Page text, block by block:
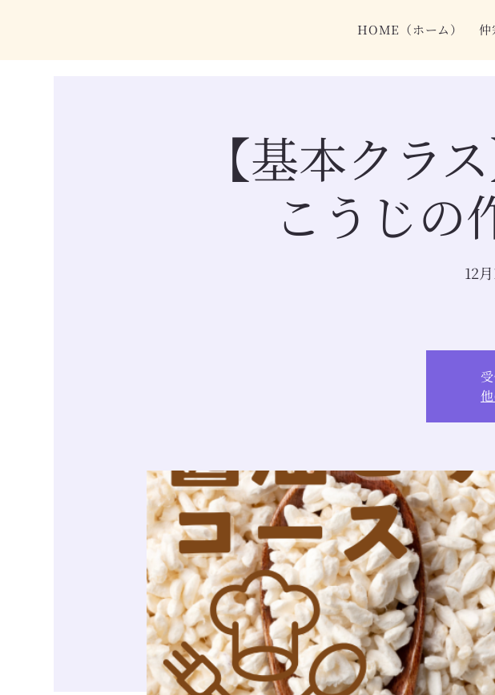
HOME（ホーム） 仲
【基本クラ
こうじの
12